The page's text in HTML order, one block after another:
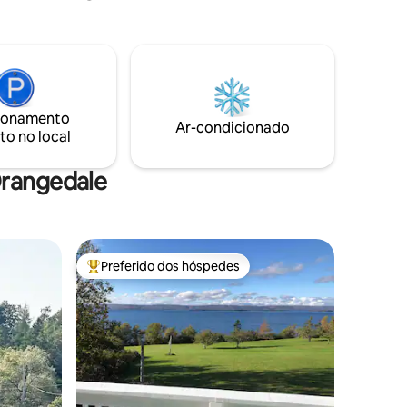
ao
no local
Ar-condicionado
hóspedes Entre os melhores preferidos dos hóspedes
Preferido dos hóspedes